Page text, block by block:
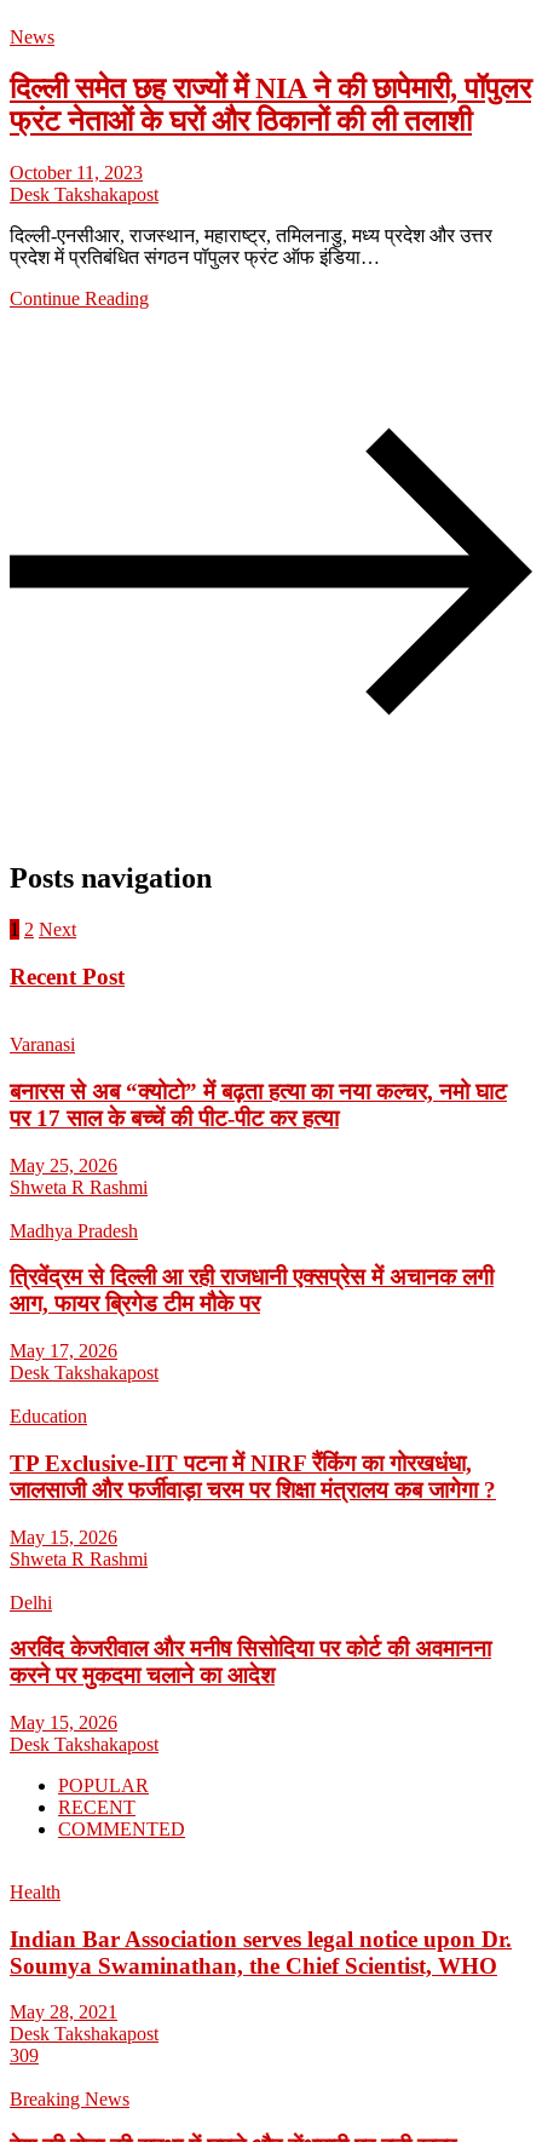
News
दिल्ली समेत छह राज्यों में NIA ने की छापेमारी, पॉपुलर
फ्रंट नेताओं के घरों और ठिकानों की ली तलाशी
October 11, 2023
Desk Takshakapost
दिल्ली-एनसीआर, राजस्थान, महाराष्ट्र, तमिलनाडु, मध्य प्रदेश और उत्तर
प्रदेश में प्रतिबंधित संगठन पॉपुलर फ्रंट ऑफ इंडिया…
Continue Reading
Posts navigation
1 2 Next
Recent Post
Varanasi
बनारस से अब “क्योटो” में बढ़ता हत्या का नया कल्चर, नमो घाट
पर 17 साल के बच्चें की पीट-पीट कर हत्या
May 25, 2026
Shweta R Rashmi
Madhya Pradesh
त्रिवेंद्रम से दिल्ली आ रही राजधानी एक्सप्रेस में अचानक लगी
आग, फायर ब्रिगेड टीम मौके पर
May 17, 2026
Desk Takshakapost
Education
TP Exclusive-IIT पटना में NIRF रैंकिंग का गोरखधंधा,
जालसाजी और फर्जीवाड़ा चरम पर शिक्षा मंत्रालय कब जागेगा ?
May 15, 2026
Shweta R Rashmi
Delhi
अरविंद केजरीवाल और मनीष सिसोदिया पर कोर्ट की अवमानना
करने पर मुकदमा चलाने का आदेश
May 15, 2026
Desk Takshakapost
POPULAR
RECENT
COMMENTED
Health
Indian Bar Association serves legal notice upon Dr.
Soumya Swaminathan, the Chief Scientist, WHO
May 28, 2021
Desk Takshakapost
309
Breaking News